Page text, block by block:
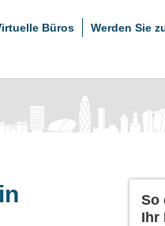
Büros Werden Sie
So
Ihr